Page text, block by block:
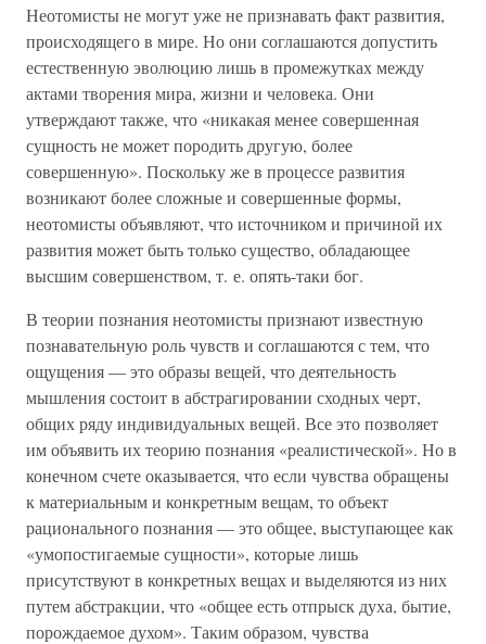
Неотомисты не могут уже не признавать факт развития,
происходящего в мире. Но они соглашаются допустить
естественную эволюцию лишь в промежутках между
актами творения мира, жизни и человека. Они
утверждают также, что «никакая менее совершенная
сущность не может породить другую, более
совершенную». Поскольку же в процессе развития
возникают более сложные и совершенные формы,
неотомисты объявляют, что источником и причиной их
развития может быть только существо, обладающее
высшим совершенством, т. е. опять-таки бог.
В теории познания неотомисты признают известную
познавательную роль чувств и соглашаются с тем, что
ощущения — это образы вещей, что деятельность
мышления состоит в абстрагировании сходных черт,
общих ряду индивидуальных вещей. Все это позволяет
им объявить их теорию познания «реалистической». Но в
конечном счете оказывается, что если чувства обращены
к материальным и конкретным вещам, то объект
рационального познания — это общее, выступающее как
«умопостигаемые сущности», которые лишь
присутствуют в конкретных вещах и выделяются из них
путем абстракции, что «общее есть отпрыск духа, бытие,
порождаемое духом». Таким образом, чувства